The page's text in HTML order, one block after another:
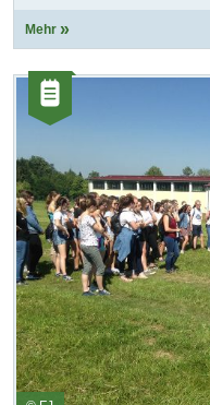
Mehr
Kategorie:
Artikel